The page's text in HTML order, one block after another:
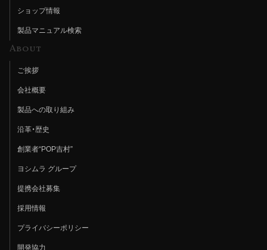
ショップ情報
製品マニュアル検索
About
ご挨拶
会社概要
製品への取り組み
沿革・歴史
創業者“POP吉村”
ヨシムラ グループ
提携会社募集
採用情報
プライバシーポリシー
開発協力